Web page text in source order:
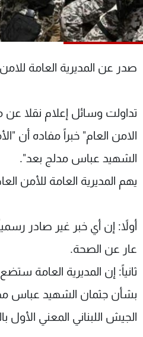
صدر عن المديرية العامة للامن
تداولت وسائل إعلام نقلا
الامن العام" خبراً مفاده أن
الشهيد عباس مدلج بعد".
يهم المديرية العامة للأمن
أولاً: إن أي خبر غير صادر
عار عن الصحة.
ثانياً: إن المديرية العامة
بشأن جثمان الشهيد عباس
الجيش اللبناني المعني الأول
شاهد البرامج
الترددات
عن MTV
وظائف